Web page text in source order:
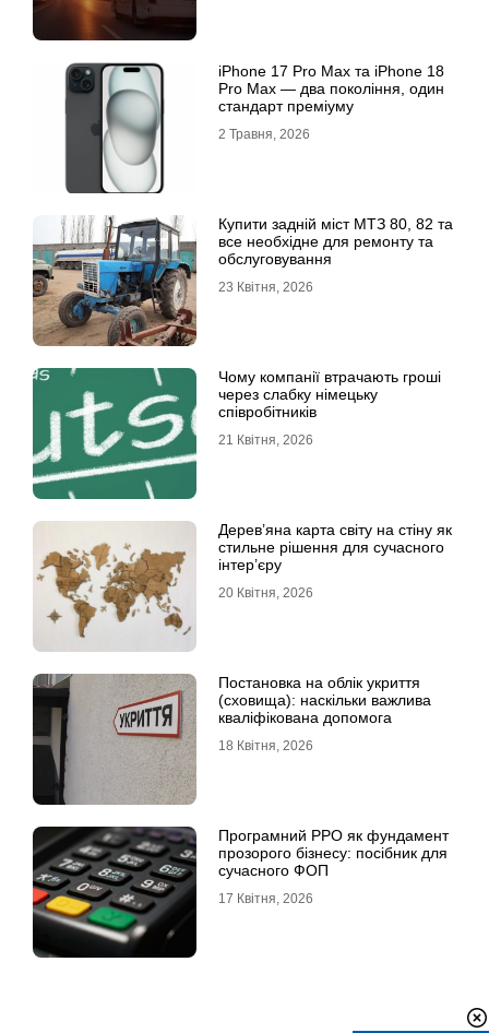
iРhone 17 Рro Мax та iРhone 18
Рro Мax — два покоління, один
стандарт преміуму
2 Травня, 2026
Купити задній міст МТЗ 80, 82 та
все необхідне для ремонту та
обслуговування
23 Квітня, 2026
Чому компанії втрачають гроші
через слабку німецьку
співробітників
21 Квітня, 2026
Дерев’яна карта світу на стіну як
стильне рішення для сучасного
інтер’єру
20 Квітня, 2026
Постановка на облік укриття
(сховища): наскільки важлива
кваліфікована допомога
18 Квітня, 2026
Програмний РРО як фундамент
прозорого бізнесу: посібник для
сучасного ФОП
17 Квітня, 2026